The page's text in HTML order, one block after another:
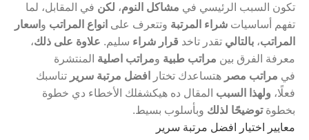
تكون السبب الرئيسي في مشاكل النوم، لكن في المقابل، لما
تفهم أساسيات شراء المرتبة وتتعرف على انواع المراتب و اسعار
المراتب، بالتالي تقدر تاخد قرار شراء سليم. علاوة على ذلك،
معرفة الفرق بين مراتب طبية ومراتب اصلية المنتشرة
في مراتب مصر هتساعدك تختار افضل مرتبة سرير تناسبك
فعلًا، ولهذا السبب المقال ده هيكشفلك الأخطاء دي خطوة
بخطوةتوضيحًا لذلك وبأسلوب بسيط.
معايير اختيار افضل مرتبة سرير